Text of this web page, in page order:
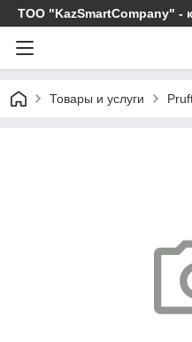
ТОО "KazSmartCompany" -
Товары и услуги